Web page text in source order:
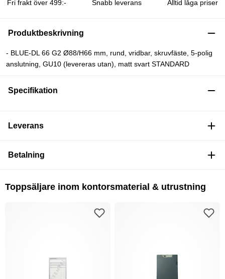
Fri frakt över 499:- Snabb leverans Alltid låga priser
Produktbeskrivning
- BLUE-DL 66 G2 Ø88/H66 mm, rund, vridbar, skruvfäste, 5-polig
anslutning, GU10 (levereras utan), matt svart STANDARD
Specifikation
Leverans
Betalning
Toppsäljare inom kontorsmaterial & utrustning